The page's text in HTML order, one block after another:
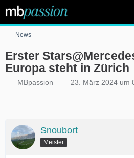
News
Erster
Europa steht in Zürich
MBpassion 23. März 2024 um
Snoubort
Meister